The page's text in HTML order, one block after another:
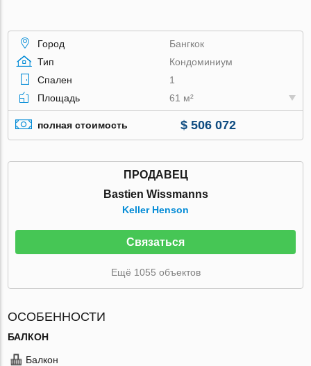
Город
Бангкок
Тип
Кондоминиум
Спален
1
Площадь
61 м²
полная стоимость $ 506 072
ПРОДАВЕЦ
Bastien Wissmanns
Keller Henson
Связаться
Ещё 1055 объектов
ОСОБЕННОСТИ
БАЛКОН
Балкон